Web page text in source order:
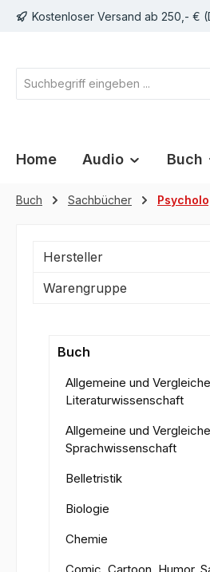
Zur Hauptnavigation
Kostenloser Versand ab 250,- €
Home Audio Buch
Buch Sachbücher
Hersteller
Warengruppe
Buch
Allgemeine und
Literaturwissenschaft
Allgemeine und
Sprachwissenschaft
Belletristik
Biologie
Chemie